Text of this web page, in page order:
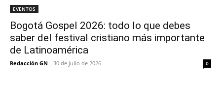
EVENTOS
Bogotá Gospel 2026: todo lo que debes
saber del festival cristiano más importante
de Latinoamérica
Redacción GN - 30 de julio de 2026 0